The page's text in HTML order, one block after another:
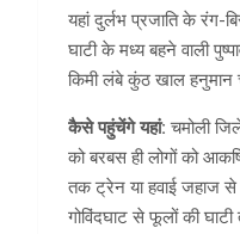
यहां दुर्लभ प्रजाति के रंग-
घाटी के मध्य बहने वाली
किमी लंबे कुंठ खाल
कैसे पहुंचेंगे यहां: चमोली
को बरबस ही लोगों को
तक ट्रेन या हवाई जहाज
गोविंदघाट से फूलों की